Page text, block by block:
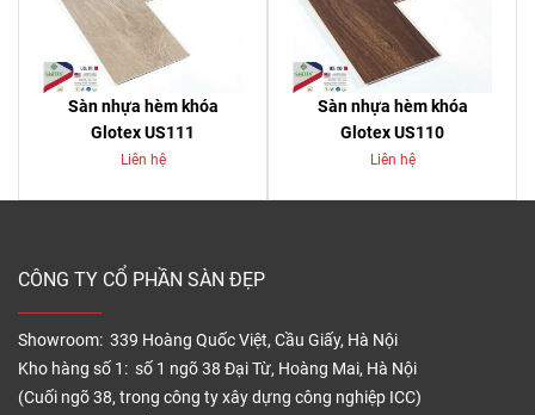
Sàn nhựa hèm khóa
Glotex US111
Liên hệ
Sàn nhựa hèm khóa
Glotex US110
Liên hệ
CÔNG TY CỔ PHẦN SÀN ĐẸP
Showroom: 339 Hoàng Quốc Việt, Cầu Giấy, Hà Nội
Kho hàng số 1: số 1 ngõ 38 Đại Từ, Hoàng Mai, Hà Nội
(Cuối ngõ 38, trong công ty xây dựng công nghiệp ICC)